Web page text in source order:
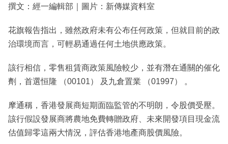
撰文：經一編輯部｜圖片：新傳媒資料室
花旗報告指出，雖然政府未有公布任何政策，但就目前的政
治環境而言，可輕易通過任何土地供應政策。
該行相信，零售租賃商政策風險較少，並有潛在通關的催化
劑，首選恒隆 （00101） 及九倉置業 （01997） 。
摩通稱，香港發展商短期面臨監管的不明朗，令股價受壓。
該行假設發展商將農地免費轉贈政府、未來開發項目現金流
估值歸零這兩大情況，評估香港地產商股價風險。